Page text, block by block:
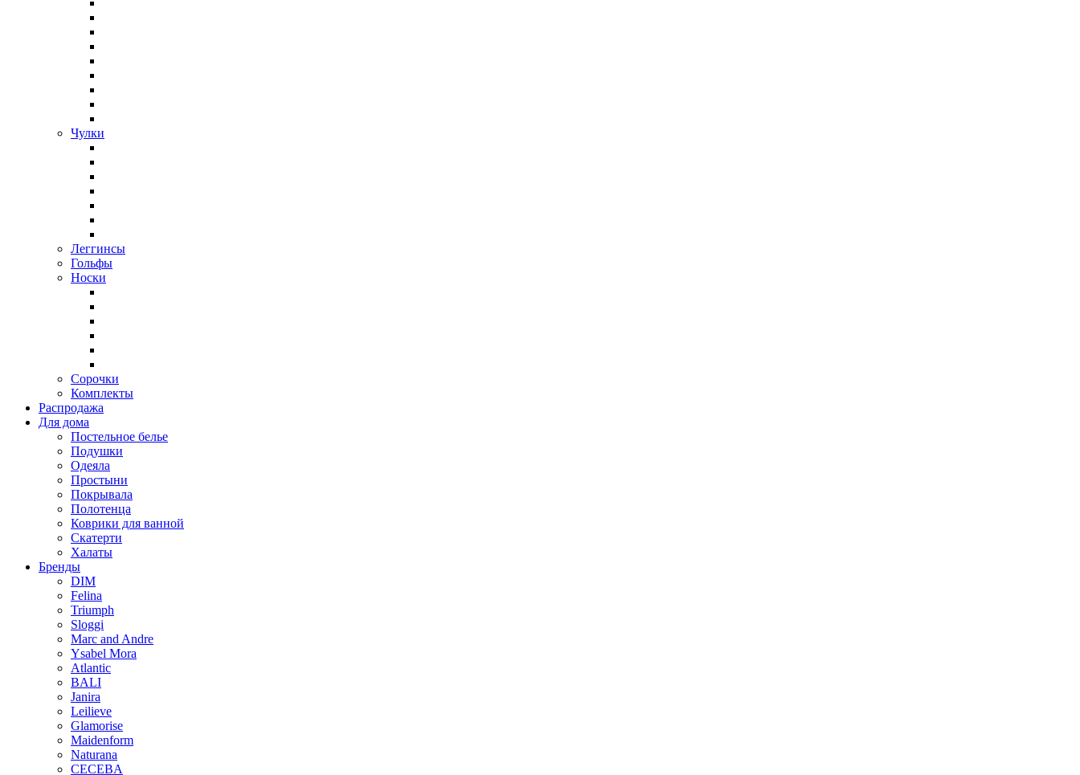
Чулки
Леггинсы
Гольфы
Носки
Сорочки
Комплекты
Распродажа
Для дома
Постельное белье
Подушки
Одеяла
Простыни
Покрывала
Полотенца
Коврики для ванной
Скатерти
Халаты
Бренды
DIM
Felina
Triumph
Sloggi
Marc and Andre
Ysabel Mora
Atlantic
BALI
Janira
Leilieve
Glamorise
Maidenform
Naturana
CECEBA